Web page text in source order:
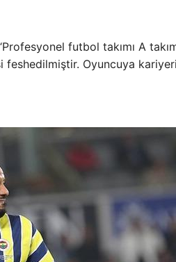
futbol takımı A
feshedilmiştir. Oyuncuya